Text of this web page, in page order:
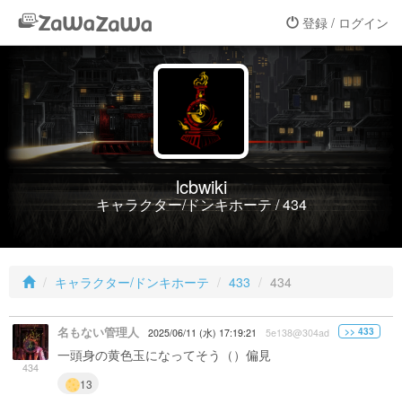
登録 / ログイン
lcbwiki
キャラクター/ドンキホーテ / 434
キャラクター/ドンキホーテ 433 434
434
名もない管理人 2025/06/11 (水) 17:19:21 5e138@304ad >> 433
一頭身の黄色玉になってそう（）偏見
13